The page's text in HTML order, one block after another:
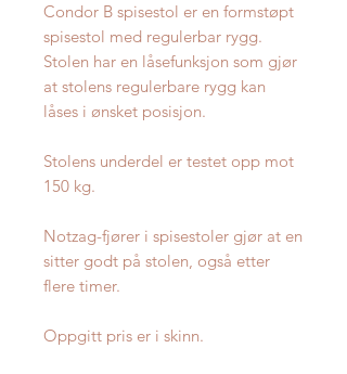
Condor B spisestol er en formstøpt
spisestol med regulerbar rygg.
Stolen har en låsefunksjon som gjør
at stolens regulerbare rygg kan
låses i ønsket posisjon.
Stolens underdel er testet opp mot
150 kg.
Notzag-fjører i spisestoler gjør at en
sitter godt på stolen, også etter
flere timer.
Oppgitt pris er i skinn.